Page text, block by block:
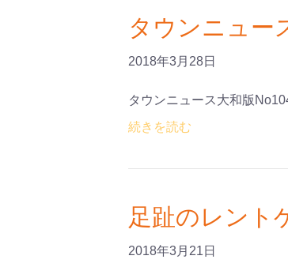
タウンニュー
2018年3月28日
タウンニュース大和版
続きを読む
足趾のレント
2018年3月21日